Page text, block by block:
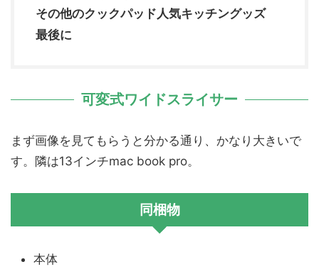
その他のクックパッド人気キッチングッズ
最後に
可変式ワイドスライサー
まず画像を見てもらうと分かる通り、かなり大きいで
す。隣は13インチmac book pro。
同梱物
本体